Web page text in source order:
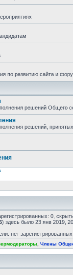
по развитию сайта и
решений Общего
решений,
0,
) здесь было 23 янв 2019,
нет
Члены